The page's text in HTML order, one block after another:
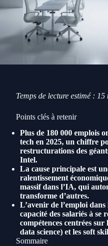
Temps de lecture estimé : 15
Points clés à retenir
Plus de 180 000 emplois
tech en 2025, un chiffre
restructurations des
Intel.
La cause principale est
ralentissement
massif dans l’IA, qui
transforme d’autres.
L’avenir de l’emploi
capacité des salariés à se
compétences centrées
data science) et les soft
Sommaire